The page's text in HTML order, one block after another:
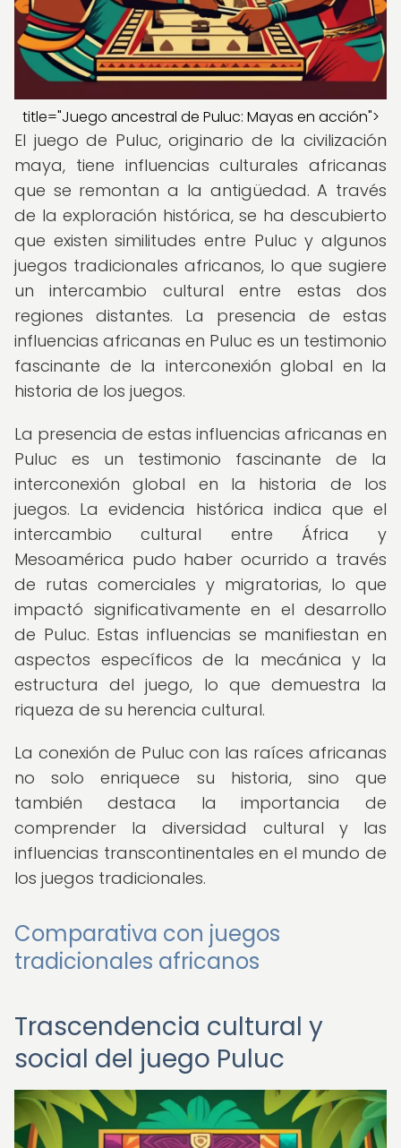
title="Juego ancestral de Puluc: Mayas en acción">
El juego de Puluc, originario de la civilización
maya, tiene influencias culturales africanas
que se remontan a la antigüedad. A través
de la exploración histórica, se ha descubierto
que existen similitudes entre Puluc y algunos
juegos tradicionales africanos, lo que sugiere
un intercambio cultural entre estas dos
regiones distantes. La presencia de estas
influencias africanas en Puluc es un testimonio
fascinante de la interconexión global en la
historia de los juegos.
La presencia de estas influencias africanas en
Puluc es un testimonio fascinante de la
interconexión global en la historia de los
juegos. La evidencia histórica indica que el
intercambio cultural entre África y
Mesoamérica pudo haber ocurrido a través
de rutas comerciales y migratorias, lo que
impactó significativamente en el desarrollo
de Puluc. Estas influencias se manifiestan en
aspectos específicos de la mecánica y la
estructura del juego, lo que demuestra la
riqueza de su herencia cultural.
La conexión de Puluc con las raíces africanas
no solo enriquece su historia, sino que
también destaca la importancia de
comprender la diversidad cultural y las
influencias transcontinentales en el mundo de
los juegos tradicionales.
Comparativa con juegos
tradicionales africanos
Trascendencia cultural y
social del juego Puluc